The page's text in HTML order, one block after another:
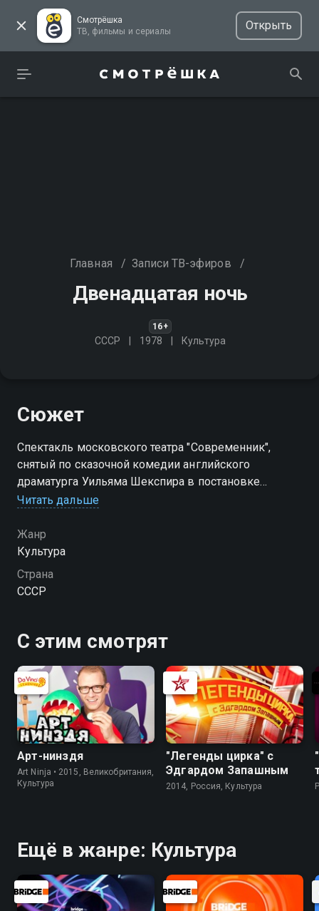
Смотрёшка
ТВ, фильмы и сериалы
Открыть
Главная / Записи ТВ-эфиров /
Двенадцатая ночь
16+
СССР 1978 Культура
Сюжет
Cпектакль московского театра "Современник",
снятый по сказочной комедии английского
драматурга Уильяма Шекспира в постановке
английского режиссера Питера Джеймса
Читать дальше
Жанр
Культура
Страна
СССР
С этим смотрят
Арт-нинздя
Art Ninja • 2015, Великобритания,
Культура
"Легенды цирка" с
Эдгардом Запашным
2014, Россия, Культура
Ещё в жанре: Культура